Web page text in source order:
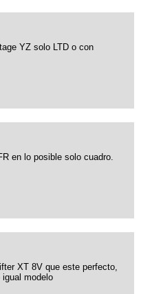
YZ solo LTD o con
en lo posible solo cuadro.
XT 8V que este perfecto,
modelo